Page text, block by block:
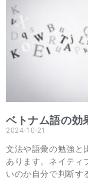
ベトナム語の効
2024-10-21
文法や語彙の勉強と
あります。ネイティ
いのか自分で判断す